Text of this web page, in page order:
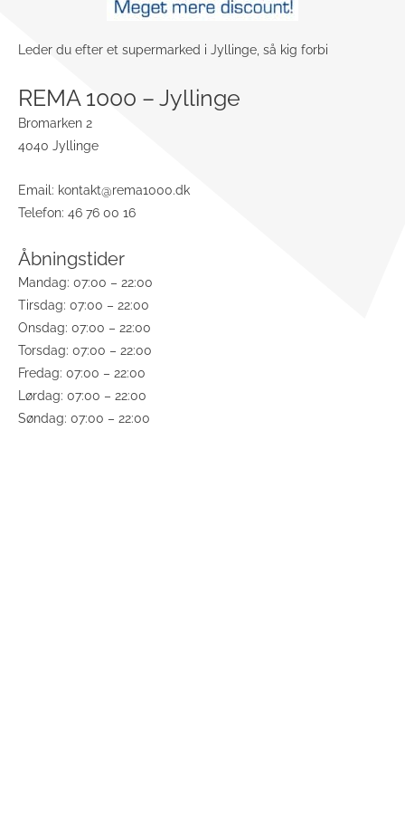
Leder du efter et supermarked i Jyllinge, så kig forbi
REMA 1000 – Jyllinge
Bromarken 2
4040 Jyllinge
Email: kontakt@rema1000.dk
Telefon: 46 76 00 16
Åbningstider
Mandag: 07:00 – 22:00
Tirsdag: 07:00 – 22:00
Onsdag: 07:00 – 22:00
Torsdag: 07:00 – 22:00
Fredag: 07:00 – 22:00
Lørdag: 07:00 – 22:00
Søndag: 07:00 – 22:00